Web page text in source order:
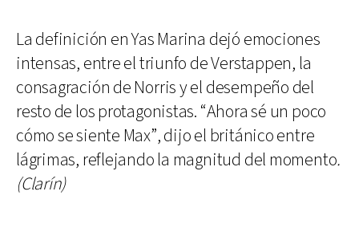
La definición en Yas Marina dejó emociones
intensas, entre el triunfo de Verstappen, la
consagración de Norris y el desempeño del
resto de los protagonistas. “Ahora sé un poco
cómo se siente Max”, dijo el británico entre
lágrimas, reflejando la magnitud del momento.
(Clarín)